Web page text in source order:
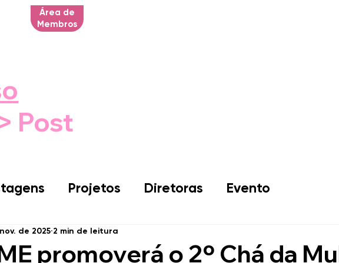
Área de
Membros
> Post
Projetos Diretoras Evento
promoverá o 2º Chá da
de 2025 2 min de leitura